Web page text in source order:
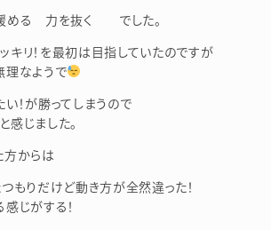
緩める 力を抜く でした。
キリ！を最初は目指していたのですが
理なようで
！が勝ってしまうので
じました。
方からは
つもりだけど動き方が全然違った！
じがする！